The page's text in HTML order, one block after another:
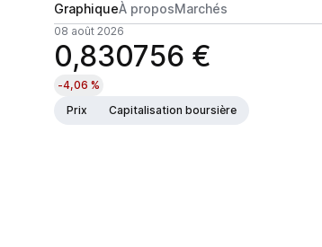
GraphiqueÀ proposMarchés
08 août 2026
0,830756 €
-4,06 %
Prix
Capitalisation boursière